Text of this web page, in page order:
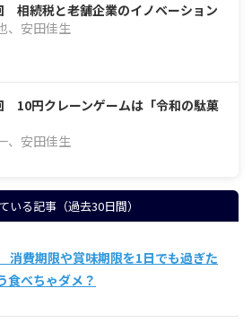
相続税と老舗企業のイノベーション
、安田佳生
10円クレーンゲームは「令和の駄菓
、安田佳生
いる記事（過去30日間）
費期限や賞味期限を1日でも過ぎた
食べちゃダメ？